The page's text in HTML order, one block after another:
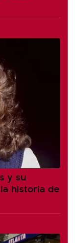
y su
historia de